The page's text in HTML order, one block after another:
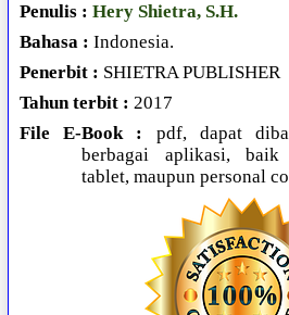
Penulis : Hery Shietra, S.H.
Bahasa : Indonesia.
Penerbit : SHIETRA PUBLISHER
Tahun terbit : 2017
File E-Book : pdf, dapat
berbagai aplikasi, baik
tablet, maupun personal